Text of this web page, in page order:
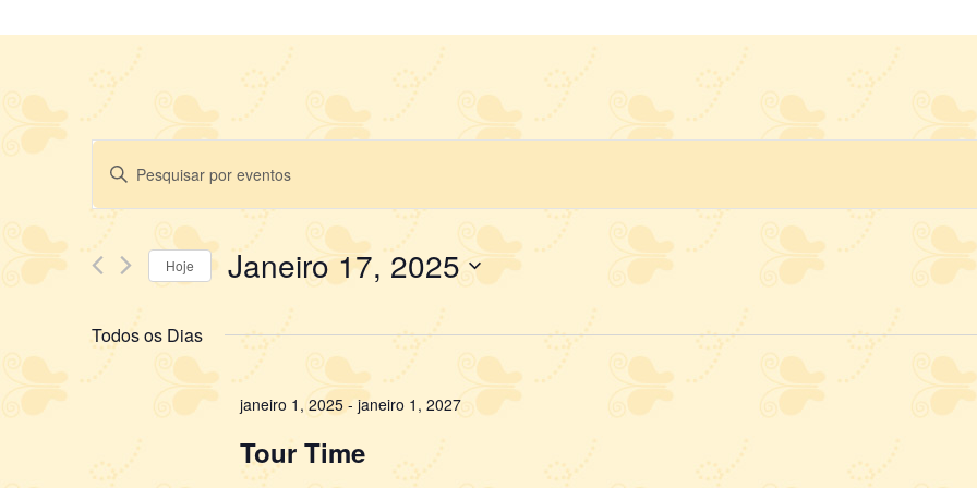
Pesquisa
navegação
de
visuais
Eventos
Digite
palavra-
chave.
Pesquisa
palavra-
chave.
Hoje Janeiro 17, 2025
Selecione
a
Todos os Dias
janeiro 1, 2025-janeiro 1, 2027
Tour Time